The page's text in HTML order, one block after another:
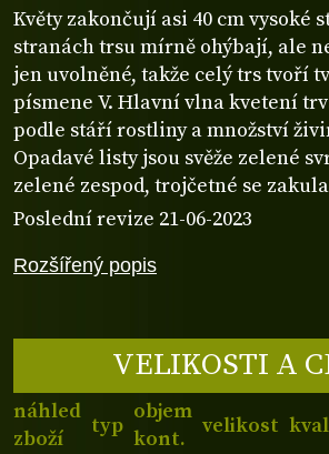
Rozšířený popis
Květy zakončují asi 40 cm vysoké
stranách trsu mírně ohýbají, ale
jen uvolněné, takže celý trs tvoří
písmene V. Hlavní vlna kvetení
podle stáří rostliny a množství
Opadavé listy jsou svěže zelené
zelené zespod, trojčetné se
Poslední revize 21-06-2023
VELIKOSTI A
náhled
zboží
typ
objem
kont.
velikost